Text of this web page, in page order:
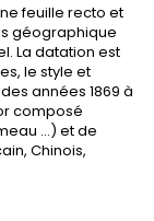
feuille recto et
géographique
La datation est
le style et
années 1869 à
composé
...) et de
Chinois,